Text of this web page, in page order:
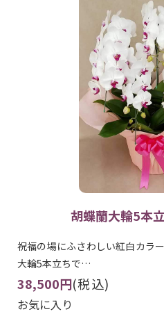
胡蝶蘭大輪5本
祝福の場にふさわしい紅白カラ
大輪5本立ちで…
38,500円(税込)
お気に入り